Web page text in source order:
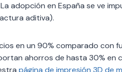
adopción en España se ve
aditiva).
en un 90% comparado con
ahorros de hasta 30% en
página de impresión 3D de